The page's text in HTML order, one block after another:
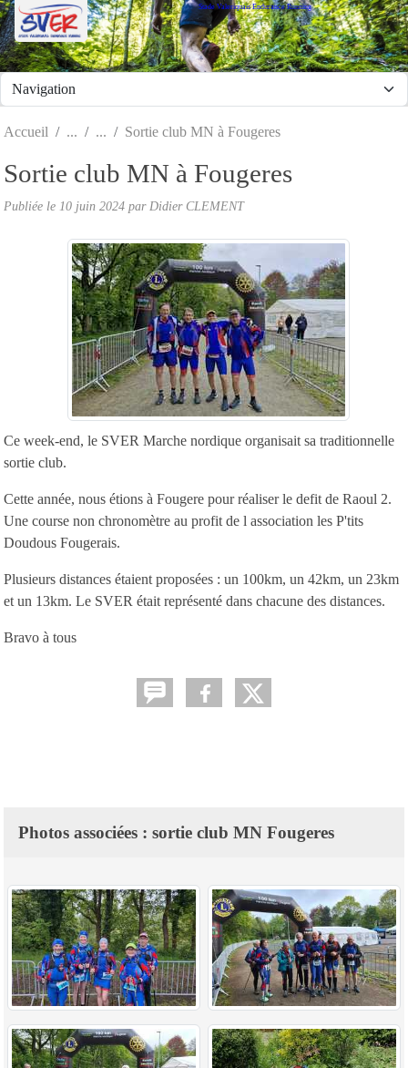
Stade Valeriquais Endurance Running
Accueil Sortie club MN à Fougeres
Sortie club MN à Fougeres
Publiée le 10 juin 2024 par Didier CLEMENT
Ce week-end, le SVER Marche nordique organisait sa traditionnelle
sortie club.
Cette année, nous étions à Fougere pour réaliser le defit de Raoul 2.
Une course non chronomètre au profit de l association les P'tits
Doudous Fougerais.
Plusieurs distances étaient proposées : un 100km, un 42km, un 23km
et un 13km. Le SVER était représenté dans chacune des distances.
Bravo à tous
Photos associées : sortie club MN Fougeres
Panneau de gestion des cookies